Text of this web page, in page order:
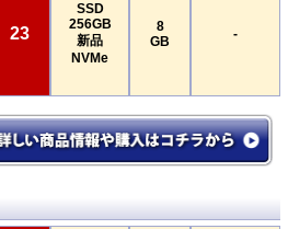
23
SSD
256GB
新品
NVMe
8
GB
-